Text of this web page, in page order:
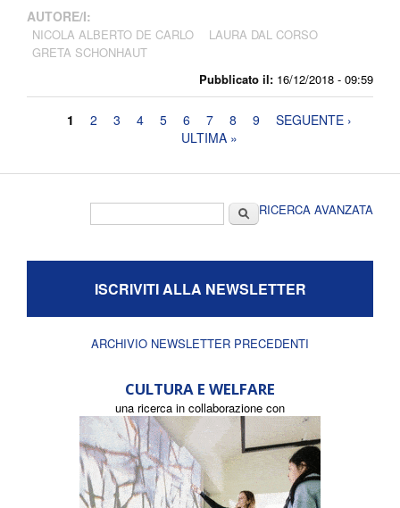
Pubblicato il: 16/12/2018 - 09:59
AUTORE/I:
NICOLA ALBERTO DE CARLO
LAURA DAL CORSO
GRETA SCHONHAUT
Pagine
1 2 3 4 5 6 7 8 9
SEGUENTE ›
ULTIMA »
CercaRICERCA AVANZATA
ISCRIVITI ALLA NEWSLETTER
ARCHIVIO NEWSLETTER PRECEDENTI
CULTURA E WELFARE
una ricerca in collaborazione con